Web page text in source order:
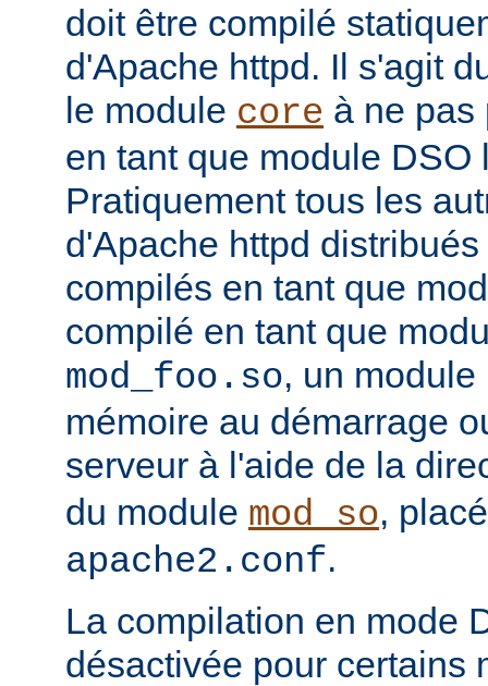
doit être compilé
d'Apache httpd. Il s'agit
le module core à ne pas
en tant que module DSO
Pratiquement tous les
d'Apache httpd
compilés en tant que
compilé en tant que
mod_foo.so, un
mémoire au démarrage
serveur à l'aide de la
du module mod_so,
apache2.conf.
La compilation en mode
désactivée pour certains